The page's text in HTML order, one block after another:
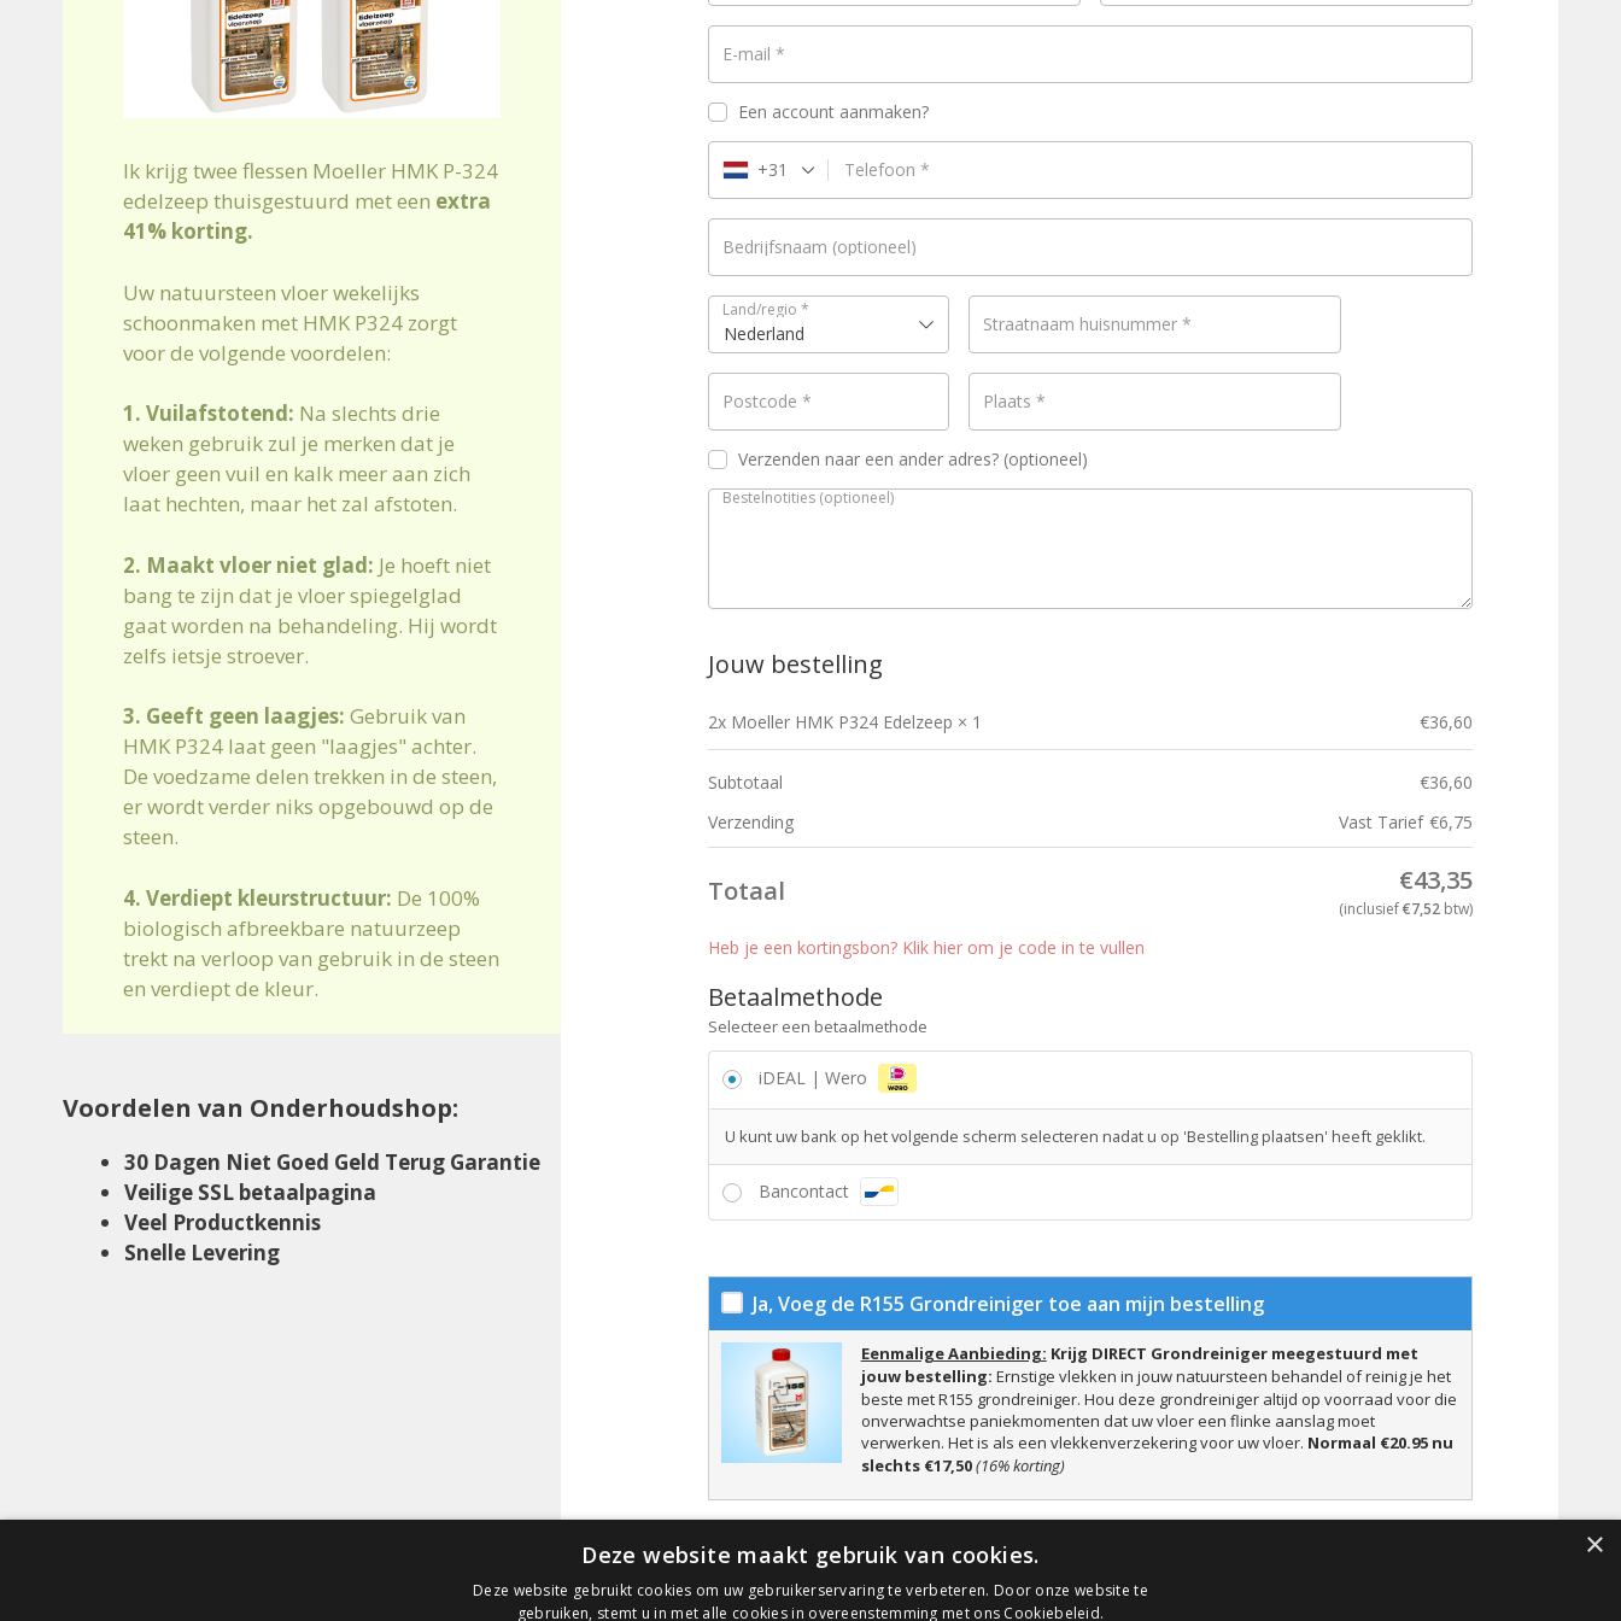
Ik krijg twee flessen Moeller HMK P-324
edelzeep thuisgestuurd met een extra
41% korting.
Uw natuursteen vloer wekelijks
schoonmaken met HMK P324 zorgt
voor de volgende voordelen:
1. Vuilafstotend: Na slechts drie
weken gebruik zul je merken dat je
vloer geen vuil en kalk meer aan zich
laat hechten, maar het zal afstoten.
2. Maakt vloer niet glad: Je hoeft niet
bang te zijn dat je vloer spiegelglad
gaat worden na behandeling. Hij wordt
zelfs ietsje stroever.
3. Geeft geen laagjes: Gebruik van
HMK P324 laat geen "laagjes" achter.
De voedzame delen trekken in de steen,
er wordt verder niks opgebouwd op de
steen.
4. Verdiept kleurstructuur: De 100%
biologisch afbreekbare natuurzeep
trekt na verloop van gebruik in de steen
en verdiept de kleur.
Voordelen van Onderhoudshop:
30 Dagen Niet Goed Geld Terug Garantie
Veilige SSL betaalpagina
Veel Productkennis
Snelle Levering
E-mail *
Een account aanmaken?
Telefoon *
+31
Bedrijfsnaam (optioneel)
Land/regio *
Nederland Straatnaam huisnummer*
Postcode * Plaats *
Verzenden naar een ander adres? (optioneel)
Bestelnotities (optioneel)
Jouw bestelling
2x Moeller HMK P324 Edelzeep × 1 €36,60
Subtotaal €36,60
Verzending
Vast Tarief €6,75
Totaal €43,35
(inclusief€7,52btw)
Heb je een kortingsbon? Klik hier om je code in te vullen
Betaalmethode
Selecteer een betaalmethode
iDEAL | Wero
U kunt uw bank op het volgende scherm selecteren nadat u op 'Bestelling plaatsen' heeft geklikt.
Bancontact
Ja, Voeg de R155 Grondreiniger toe aan mijn bestelling
Eenmalige Aanbieding: Krijg DIRECT Grondreiniger meegestuurd met
jouw bestelling: Ernstige vlekken in jouw natuursteen behandel of reinig je het
beste met R155 grondreiniger. Hou deze grondreiniger altijd op voorraad voor die
onverwachtse paniekmomenten dat uw vloer een flinke aanslag moet
verwerken. Het is als een vlekkenverzekering voor uw vloer. Normaal €20.95 nu
slechts €17,50(16% korting)
Bestelling plaatsen
×
Deze website maakt gebruik van cookies.
Deze website gebruikt cookies om uw gebruikerservaring te verbeteren. Door onze website te
gebruiken, stemt u in met alle cookies in overeenstemming met ons Cookiebeleid.